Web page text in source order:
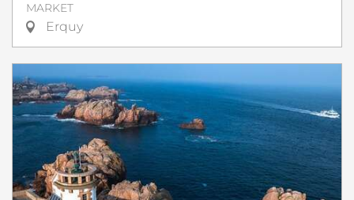
MARKET
Erquy